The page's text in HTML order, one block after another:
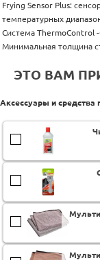
Frying Sensor Plus:
температурных
Система ThermoControl
Минимальная толщина
ЭТО ВАМ
Аксессуары и средства